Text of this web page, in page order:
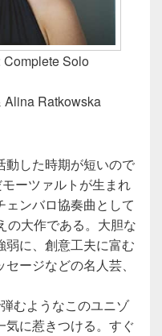
Solo
Alina Ratkowska
動した時期が短いので
ーツァルトが生まれ
ェンバロ協奏曲として
の大作である。大胆な
弱に、創意工夫に富む
ージなどの名人芸、
むようなこのユニゾ
気に惹きつける。すぐ